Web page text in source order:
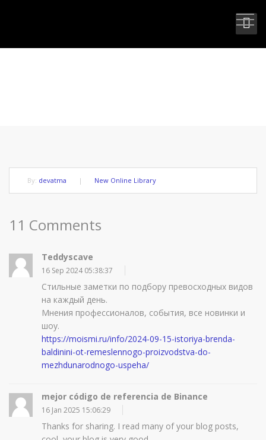
By: devatma | New Online Library
11 Comments
Teddyscave
16 Sep 2024 05:38:37
Стильные заметки по подбору превосходных видов
на каждый день.
Мнения профессионалов, события, все новинки и
шоу.
https://moismi.ru/info/2024-09-15-istoriya-brenda-
baldinini-ot-remeslennogo-proizvodstva-do-
mezhdunarodnogo-uspeha/
mejor código de referencia de Binance
16 Jan 2025 15:06:29
Thanks for sharing. I read many of your blog posts,